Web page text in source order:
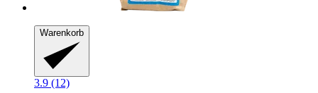
Warenkorb
3.9 (12)